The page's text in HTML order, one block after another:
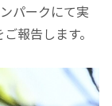
パークにて実
報告します。